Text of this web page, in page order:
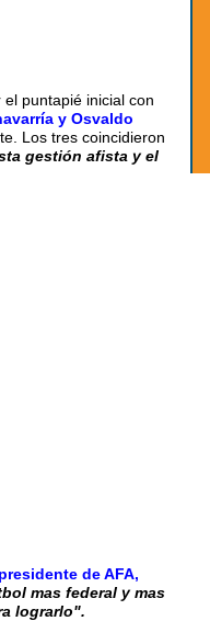
puntapié inicial con
y Osvaldo
Los tres coincidieron
gestión afista y el
de AFA,
mas federal y mas
lograrlo".